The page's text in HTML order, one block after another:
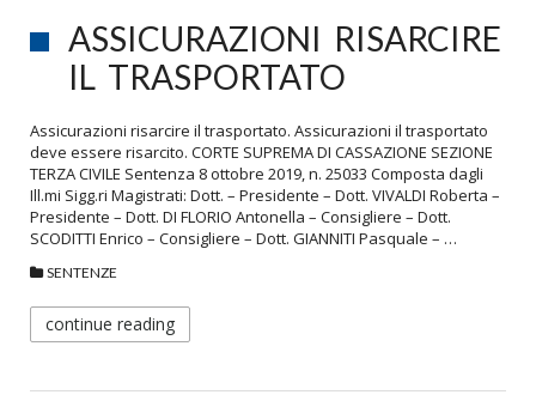
ASSICURAZIONI RISARCIRE
IL TRASPORTATO
Assicurazioni risarcire il trasportato. Assicurazioni il trasportato
deve essere risarcito. CORTE SUPREMA DI CASSAZIONE SEZIONE
TERZA CIVILE Sentenza 8 ottobre 2019, n. 25033 Composta dagli
Ill.mi Sigg.ri Magistrati: Dott. – Presidente – Dott. VIVALDI Roberta –
Presidente – Dott. DI FLORIO Antonella – Consigliere – Dott.
SCODITTI Enrico – Consigliere – Dott. GIANNITI Pasquale – …
SENTENZE
continue reading